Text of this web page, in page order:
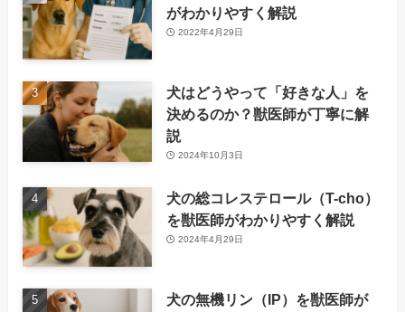
がわかりやすく解説
2022年4月29日
犬はどうやって「好きな人」を
決めるのか？獣医師が丁寧に解
説
2024年10月3日
犬の総コレステロール（T-cho）
を獣医師がわかりやすく解説
2024年4月29日
犬の無機リン（IP）を獣医師が